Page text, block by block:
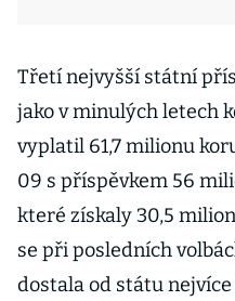
Třetí nejvyšší státní
jako v minulých letech
vyplatil 61,7 milionu
09 s příspěvkem 56
které získaly 30,5
se při posledních
dostala od státu